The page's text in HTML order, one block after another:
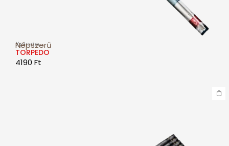
Népszerű
Xplode
TORPEDO
4190 Ft